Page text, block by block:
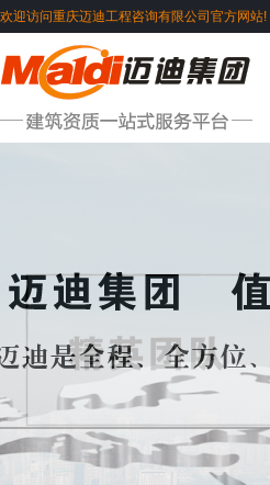
欢迎访问重庆迈迪工程咨询有限公司官方